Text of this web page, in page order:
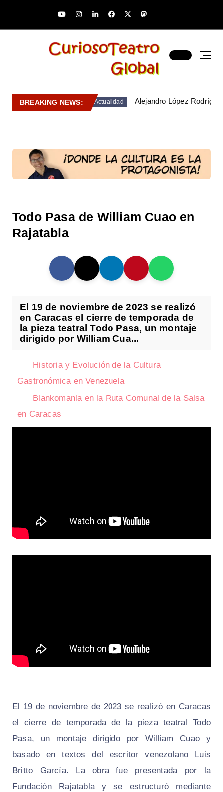
BREAKING NEWS: Actualidad Alejandro López
Todo Pasa de William Cuao en
Rajatabla
El 19 de noviembre de 2023 se realizó
en Caracas el cierre de temporada de
la pieza teatral Todo Pasa, un montaje
dirigido por William Cua...
Historia y Evolución de la Cultura
Gastronómica en Venezuela
Blankomania en la Ruta Comunal de la Salsa
en Caracas
El 19 de noviembre de 2023 se realizó en Caracas
el cierre de temporada de la pieza teatral Todo
Pasa, un montaje dirigido por William Cuao y
basado en textos del escritor venezolano Luis
Britto García. La obra fue presentada por la
Fundación Rajatabla y se estructuró mediante